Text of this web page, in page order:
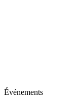
Événements